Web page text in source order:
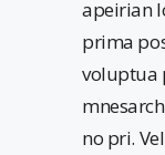
apeirian
prima
voluptua
no pri.